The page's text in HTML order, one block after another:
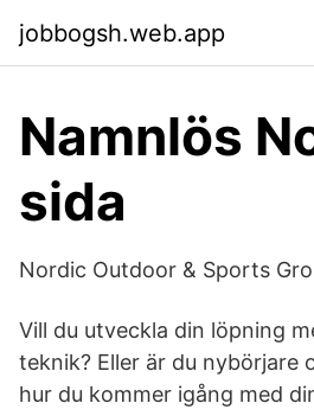
jobbogsh.web.app
Namnlös
sida
Nordic Outdoor & Sports
Vill du utveckla din löpning
teknik? Eller är du nybörjare
hur du kommer igång med